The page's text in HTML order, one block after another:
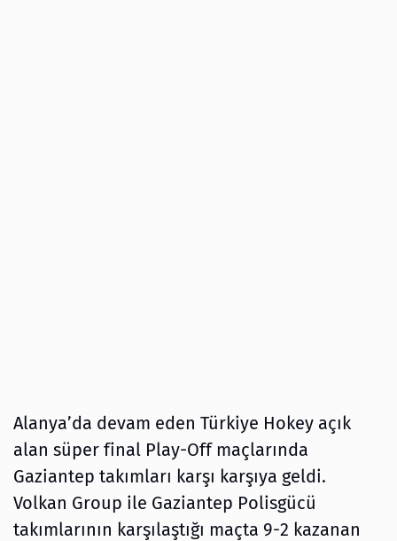
Alanya’da devam eden Türkiye Hokey açık
alan süper final Play-Off maçlarında
Gaziantep takımları karşı karşıya geldi.
Volkan Group ile Gaziantep Polisgücü
takımlarının karşılaştığı maçta 9-2 kazanan